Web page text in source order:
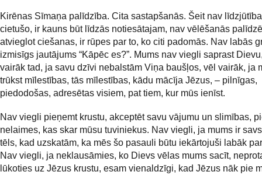
Kirēnas Sīmaņa palīdzība. Cita sastapšanās. Šeit nav
cietušo, ir kauns būt līdzās notiesātajam, nav vēlēšanās
atvieglot ciešanas, ir rūpes par to, ko citi padomās. Nav labās
izmisīgs jautājums “Kāpēc es?”. Mums nav viegli saprast
vairāk tad, ja savu dzīvi nebalstām Viņa baušļos, vēl vairāk, ja
trūkst mīlestības, tās mīlestības, kādu mācīja Jēzus, – pilnīgas,
piedodošas, adresētas visiem, pat tiem, kur mūs ienīst.
Nav viegli pieņemt krustu, akceptēt savu vājumu un slimības,
nelaimes, kas skar mūsu tuviniekus. Nav viegli, ja mums ir
tēls, kad uzskatām, ka mēs šo pasauli būtu iekārtojuši labāk
Nav viegli, ja neklausāmies, ko Dievs vēlas mums sacīt,
lūkoties uz Jēzus krustu, esam vienaldzīgi, kad Jēzus nāk pie